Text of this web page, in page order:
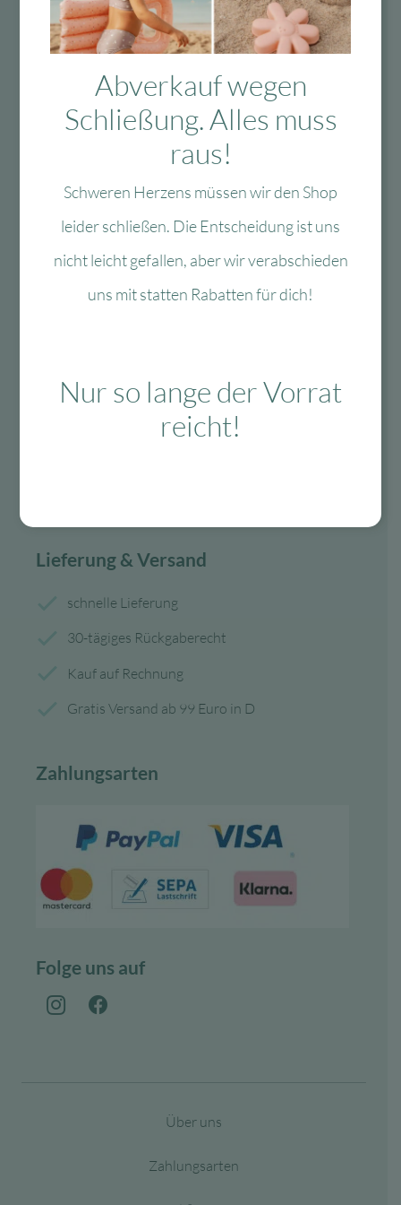
08134 / 2579911
service@myhappyplace.de
Lieferung & Versand
schnelle Lieferung
30-tägiges Rückgaberecht
Kauf auf Rechnung
Gratis Versand ab 99 Euro in D
Zahlungsarten
Folge uns auf
Über uns
Zahlungsarten
Abverkauf wegen
Schließung. Alles muss
raus!
Schweren Herzens müssen wir den Shop
leider schließen. Die Entscheidung ist uns
nicht leicht gefallen, aber wir verabschieden
uns mit statten Rabatten für dich!
Nur so lange der Vorrat
reicht!